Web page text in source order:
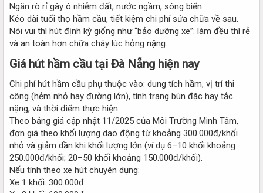
Ngăn rò rỉ gây ô nhiễm đất, nước ngầm, sông biển.
Kéo dài tuổi thọ hầm cầu, tiết kiệm chi phí sửa chữa về sau.
Nói vui thì hút định kỳ giống như “bảo dưỡng xe”: làm đều thì rẻ
và an toàn hơn chữa cháy lúc hỏng nặng.
Giá hút hầm cầu tại Đà Nẵng hiện nay​
Chi phí hút hầm cầu phụ thuộc vào: dung tích hầm, vị trí thi
công (hẻm nhỏ hay đường lớn), tình trạng bùn đặc hay tắc
nặng, và thời điểm thực hiện.
Theo bảng giá cập nhật 11/2025 của Môi Trường Minh Tâm,
đơn giá theo khối lượng dao động từ khoảng 300.000đ/khối
nhỏ và giảm dần khi khối lượng lớn (ví dụ 6–10 khối khoảng
250.000đ/khối; 20–50 khối khoảng 150.000đ/khối).
Nếu tính theo xe hút chuyên dụng:
Xe 1 khối: 300.000đ